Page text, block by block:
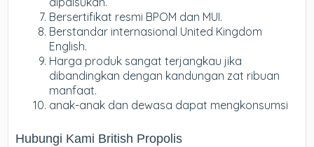
Bersertifikat resmi BPOM dan MUI.
Berstandar internasional United Kingdom
English.
Harga produk sangat terjangkau jika
dibandingkan dengan kandungan zat ribuan
manfaat.
anak-anak dan dewasa dapat mengkonsumsi
Hubungi Kami British Propolis